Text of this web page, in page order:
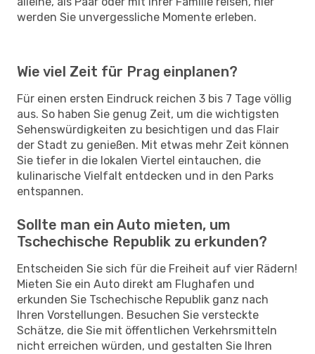
werden Sie unvergessliche Momente erleben.
Wie viel Zeit für Prag einplanen?
Für einen ersten Eindruck reichen 3 bis 7 Tage völlig
aus. So haben Sie genug Zeit, um die wichtigsten
Sehenswürdigkeiten zu besichtigen und das Flair
der Stadt zu genießen. Mit etwas mehr Zeit können
Sie tiefer in die lokalen Viertel eintauchen, die
kulinarische Vielfalt entdecken und in den Parks
entspannen.
Sollte man ein Auto mieten, um
Tschechische Republik zu erkunden?
Entscheiden Sie sich für die Freiheit auf vier Rädern!
Mieten Sie ein Auto direkt am Flughafen und
erkunden Sie Tschechische Republik ganz nach
Ihren Vorstellungen. Besuchen Sie versteckte
Schätze, die Sie mit öffentlichen Verkehrsmitteln
nicht erreichen würden, und gestalten Sie Ihren